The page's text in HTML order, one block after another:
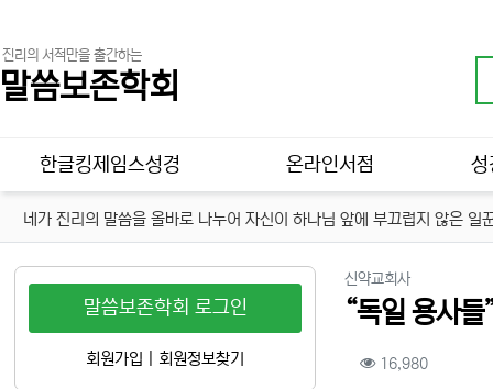
진리의 서적만을 출간하는
말씀보존학회
메인 메뉴
한글킹제임스성경 온라인서점 성
네가 진리의 말씀을 올바로 나누어 자신이 하나님 앞에 부끄럽지 않은
신약교회사분류
“독일 용사
컨텐츠 정보
16,980조회
말씀보존학회 로그인
회원가입 회원정보찾기